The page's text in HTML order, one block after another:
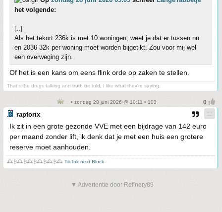
het volgende:
[..]
Als het tekort 236k is met 10 woningen, weet je dat er tussen nu
en 2036 32k per woning moet worden bijgetikt. Zou voor mij wel
een overweging zijn.
Of het is een kans om eens flink orde op zaken te stellen.
That's the drugs talking and truth be told, I like what they're saying.
• zondag 28 juni 2026 @ 10:11 • 103
raptorix
Ik zit in een grote gezonde VVE met een bijdrage van 142 euro
per maand zonder lift, ik denk dat je met een huis een grotere
reserve moet aanhouden.
🕰️₿🕰️₿🕰️₿🕰️₿🕰️₿🕰️ TikTok next Block
▼ Advertentie door Refinery89